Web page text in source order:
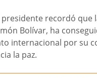
recordó que
Bolívar, ha
internacional por su
la paz.